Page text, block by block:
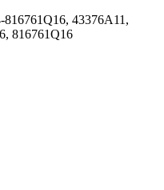
43376A11,
816761Q16